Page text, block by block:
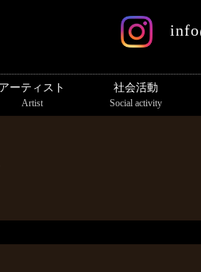
アーティスト
Artist
社会活動
Social activity